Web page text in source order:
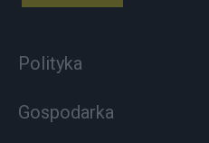
Polityka
Gospodarka